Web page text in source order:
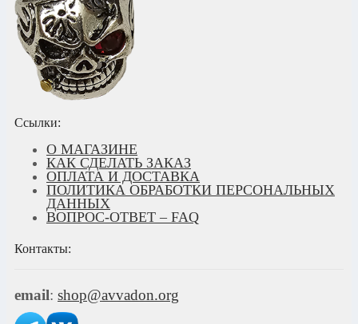
Ссылки:
О МАГАЗИНЕ
КАК СДЕЛАТЬ ЗАКАЗ
ОПЛАТА И ДОСТАВКА
ПОЛИТИКА ОБРАБОТКИ ПЕРСОНАЛЬНЫХ
ДАННЫХ
ВОПРОС-ОТВЕТ – FAQ
Контакты:
email: shop@avvadon.org